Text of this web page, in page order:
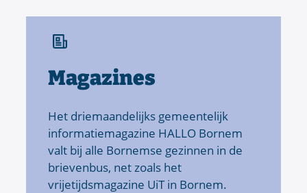
Magazines
Het driemaandelijks gemeentelijk
informatiemagazine HALLO Bornem
valt bij alle Bornemse gezinnen in de
brievenbus, net zoals het
vrijetijdsmagazine UiT in Bornem.